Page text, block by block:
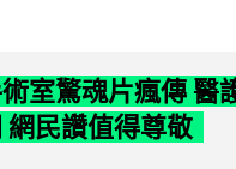
室驚魂片瘋傳 醫
網民讚值得尊敬